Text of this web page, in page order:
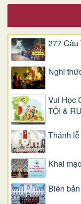
277 Câu
Nghi
Vui Học
TỘI &
Thánh
Khai
Biên